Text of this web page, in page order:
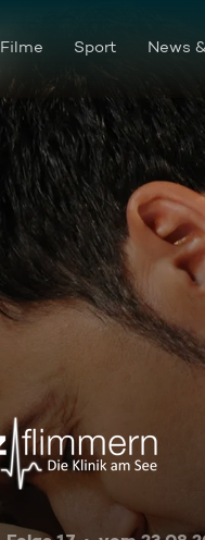
Filme Sport News
Folge 88